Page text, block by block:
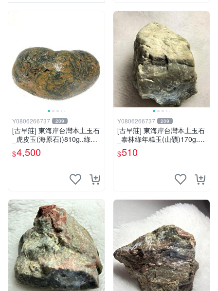
Y0806266737 209
[古早莊] 東海岸台灣本土玉石
_虎皮玉(海原石))810g..綠01
$4,500
Y0806266737 209
[古早莊] 東海岸台灣本土玉石
_泰林綠年糕玉(山礦)170g..Q
Q.溫潤.雕刻上選好料_綠002
$510